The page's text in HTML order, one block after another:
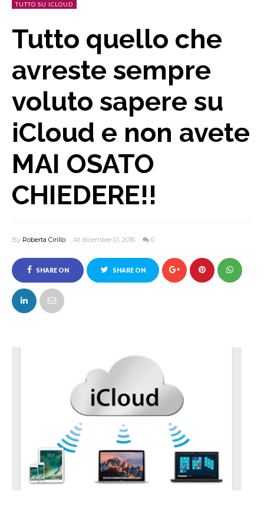
TUTTO SU ICLOUD
Tutto quello che
avreste sempre
voluto sapere su
iCloud e non avete
MAI OSATO
CHIEDERE!!
By Roberta Cirillo At dicembre 01, 2016 0
SHARE ON
FACEBOOK
SHARE ON